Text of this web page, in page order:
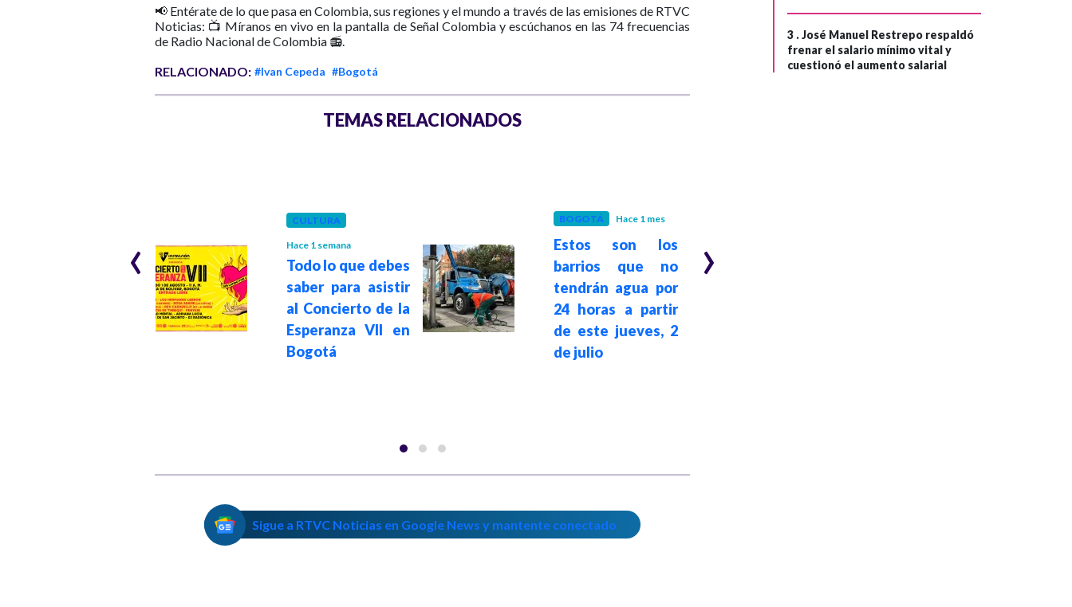
📢 Entérate de lo que pasa en Colombia, sus regiones y el mundo a través de las emisiones de RTVC
Noticias: 📺 Míranos en vivo en la pantalla de Señal Colombia y escúchanos en las 74 frecuencias
de Radio Nacional de Colombia 📻.
RELACIONADO: #Ivan Cepeda #Bogotá
TEMAS RELACIONADOS
anuncia que
CULTURA
Hace 1 semana
Todo lo que debes
saber para asistir
al Concierto de la
Esperanza VII en
Bogotá
BOGOTÁ Hace 1 mes
Estos son los
barrios que no
tendrán agua por
24 horas a partir
de este jueves, 2
de julio
‹ ›
Sigue a RTVC Noticias en Google News y mantente conectado
3 .José Manuel Restrepo respaldó
frenar el salario mínimo vital y
cuestionó el aumento salarial